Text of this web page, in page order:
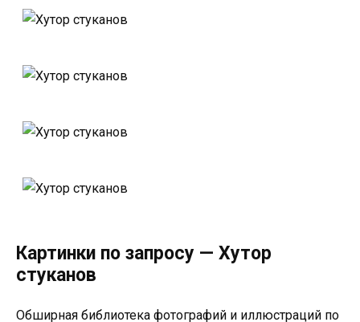
Картинки по запросу — Хутор
стуканов
Обширная библиотека фотографий и иллюстраций по